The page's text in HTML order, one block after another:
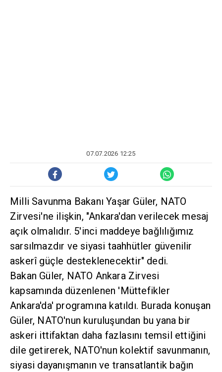
07.07.2026 12:25
Milli Savunma Bakanı Yaşar Güler, NATO
Zirvesi'ne ilişkin, "Ankara'dan verilecek mesaj
açık olmalıdır. 5'inci maddeye bağlılığımız
sarsılmazdır ve siyasi taahhütler güvenilir
askerî güçle desteklenecektir" dedi.
Bakan Güler, NATO Ankara Zirvesi
kapsamında düzenlenen 'Müttefikler
Ankara'da' programına katıldı. Burada konuşan
Güler, NATO'nun kuruluşundan bu yana bir
askeri ittifaktan daha fazlasını temsil ettiğini
dile getirerek, NATO'nun kolektif savunmanın,
siyasi dayanışmanın ve transatlantik bağın